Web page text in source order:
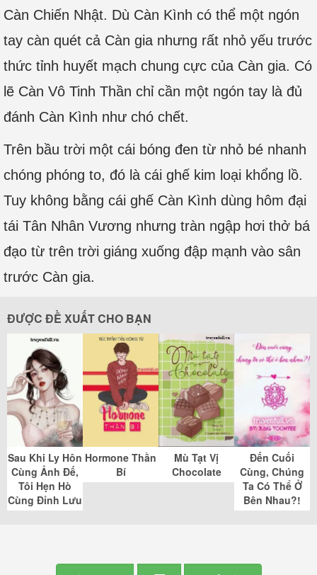
Càn Chiến Nhật. Dù Càn Kình có thể một ngón
tay càn quét cả Càn gia nhưng rất nhỏ yếu trước
thức tỉnh huyết mạch chung cực của Càn gia. Có
lẽ Càn Vô Tinh Thần chỉ cần một ngón tay là đủ
đánh Càn Kình như chó chết.
Trên bầu trời một cái bóng đen từ nhỏ bé nhanh
chóng phóng to, đó là cái ghế kim loại khổng lồ.
Tuy không bằng cái ghế Càn Kình dùng hôm đại
tái Tân Nhân Vương nhưng tràn ngập hơi thở bá
đạo từ trên trời giáng xuống đập mạnh vào sân
trước Càn gia.
ĐƯỢC ĐỀ XUẤT CHO BẠN
Sau Khi Ly Hôn
Cùng Ảnh Đế,
Tôi Hẹn Hò
Cùng Đỉnh Lưu
Hormone Thần
Bí
Mù Tạt Vị
Chocolate
Đến Cuối
Cùng, Chúng
Ta Có Thể Ở
Bên Nhau?!